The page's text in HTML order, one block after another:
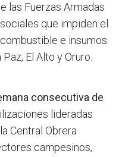
las Fuerzas Armadas
que impiden el
e insumos
El Alto y Oruro.
consecutiva de
lideradas
Central Obrera
campesinos,